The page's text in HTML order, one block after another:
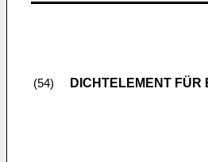
(54) DICHTELEMENT